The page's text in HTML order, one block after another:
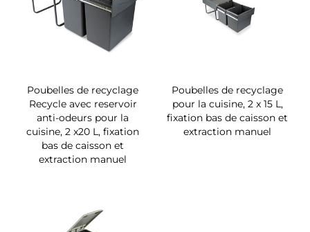
Poubelles de recyclage
Recycle avec reservoir
anti-odeurs pour la
cuisine, 2 x20 L, fixation
bas de caisson et
extraction manuel
Poubelles de recyclage
pour la cuisine, 2 x 15 L,
fixation bas de caisson et
extraction manuel